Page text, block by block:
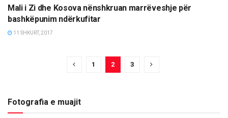
LAJME
Mali i Zi dhe Kosova nënshkruan marrëveshje për
bashkëpunim ndërkufitar
11 SHKURT, 2017
1 2 3
Fotografia e muajit